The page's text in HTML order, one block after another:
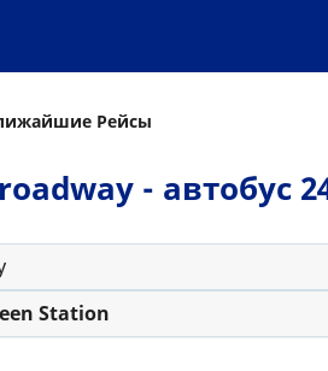
Рейсы
- автобус
Station